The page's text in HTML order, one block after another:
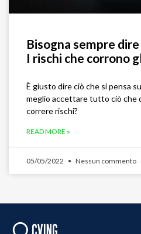
Bisogna sempre dire
I rischi che corrono
È giusto dire ciò che si pensa
meglio accettare tutto ciò che
correre rischi?
READ MORE »
05/05/2022 Nessun commento